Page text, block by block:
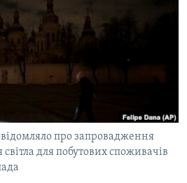
про запровадження
для побутових споживачів